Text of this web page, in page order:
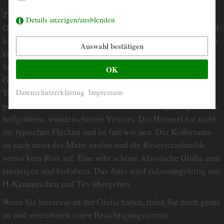
Zum Verkauf steht eine sehr schöne Alfa Romeo 1300ti
Giulia in dunkelgrün. Das Fahrzeug lief immer in Italien und
hat eine sehr gute Karosserie und Technik. Der Motor wurde
kürzlich überholt und läuft erstklassig. Er springt auf
Schhlüsseldreh an und läuft superleise und weich. Das
Getriebe schaltet sich weich und exakt. Es wurde viel in
Technik investiert. Der Unterboden ist sehr sauber mit einer
perfekt erhaltenen Substanz. Das Interieur ist gepflegt und in
hellgrünem, wunderschönen Velours. Der Himmel hat nicht
die typischen Flecken und ist fast wie neu. Der Kofferraum
ist auch unter der Matte sauber und die Reserveradmulde
weisst kein Rost auf. Eine sehr schöne, klassische Giulia zum
einsteigen und losfahren. Das Auto wird zulassungsfertig mit
H-Kennzeichen und Tüv übergeben.
Wenn Sie Interesse an der Giulia haben, rufen Sie mich gerne
an und vereinbaren einen Besichtigungstermin.
Details anzeigen/ausblenden
Auswahl bestätigen
OK
Datenschutzerklärung Impressum